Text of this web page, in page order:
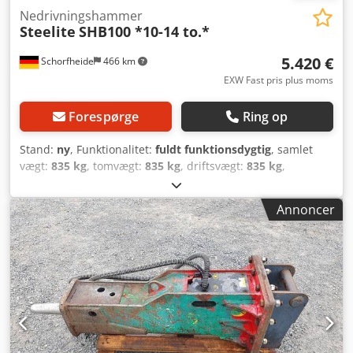
Schorfheide 466 km
Nedrivningshammer
Steelite SHB100 *10-14 to.*
5.420 €
EXW Fast pris plus moms
Forespørge Ring op
Stand: ny, Funktionalitet: fuldt funktionsdygtig, samlet
vægt: 835 kg, tomvægt: 835 kg, driftsvægt: 835 kg,
, HYDRAULIKHAMMER SHB100
STEEELITE's hydrauliske hamre i mellemklassen imponerer
med høj slagkraft, robust konstruktion og pålidelig
ydeevne i daglig byggepladsbrug. Ideelle til nedrivning,
jordarbejde, vejbygning og genbrug, tilbyder de en optimal
kombination af slagenergi, effektivitet og lang levetid. Den
lyd- og vibrationsdæmpede konstruktion sikrer høj
arbejdskomfort og reducerer belastningen på
bæremaskinen. Få fordel af en meget god
reservedelsforsyning samt 1 års garanti for maksimal
sikkerhed og økonomi. DINE FORDELE KORT FORTALT - 1
Annoncer